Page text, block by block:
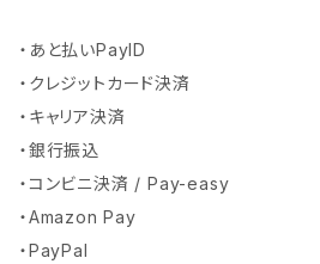
・あと払いPayID
・クレジットカード決済
・キャリア決済
・銀行振込
・コンビニ決済 / Pay-easy
・Amazon Pay
・PayPal